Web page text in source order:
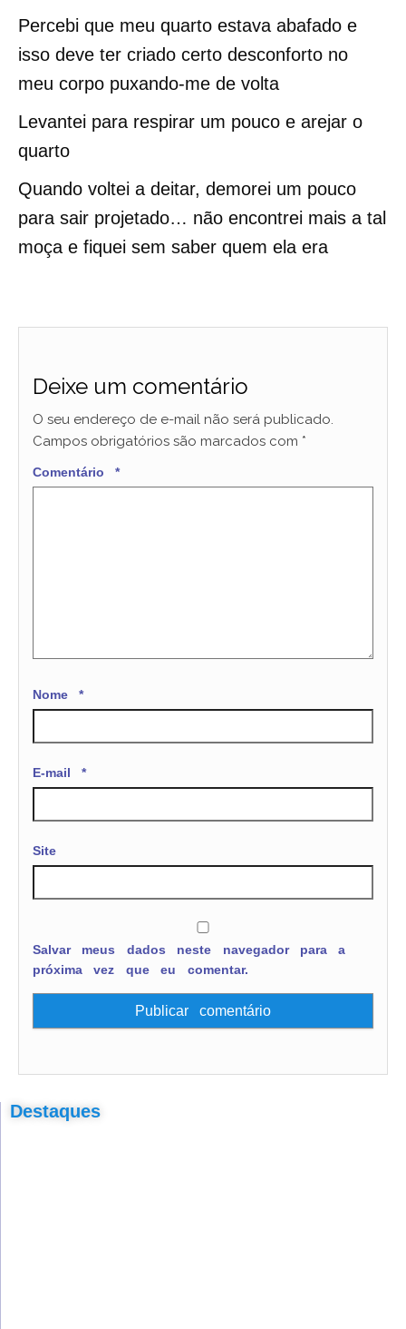
Percebi que meu quarto estava abafado e
isso deve ter criado certo desconforto no
meu corpo puxando-me de volta
Levantei para respirar um pouco e arejar o
quarto
Quando voltei a deitar, demorei um pouco
para sair projetado… não encontrei mais a tal
moça e fiquei sem saber quem ela era
Deixe um comentário
O seu endereço de e-mail não será publicado.
Campos obrigatórios são marcados com *
Comentário*
Nome*
E-mail*
Site
Salvar meus dados neste navegador para a
próxima vez que eu comentar.
Destaques